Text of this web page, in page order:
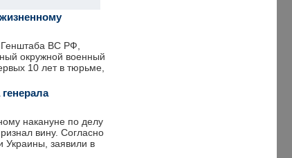
Генштаба ВС РФ,
окружной военный
10 лет в тюрьме,
накануне по делу
вину. Согласно
Украины, заявили в